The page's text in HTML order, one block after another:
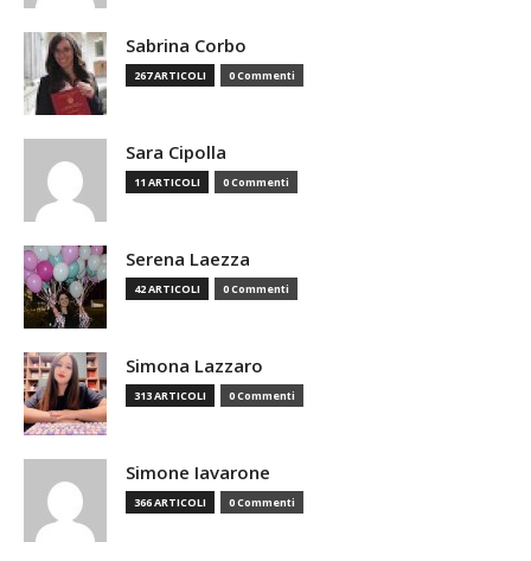
Sabrina Corbo
267 ARTICOLI 0 Commenti
Sara Cipolla
11 ARTICOLI 0 Commenti
Serena Laezza
42 ARTICOLI 0 Commenti
Simona Lazzaro
313 ARTICOLI 0 Commenti
Simone Iavarone
366 ARTICOLI 0 Commenti